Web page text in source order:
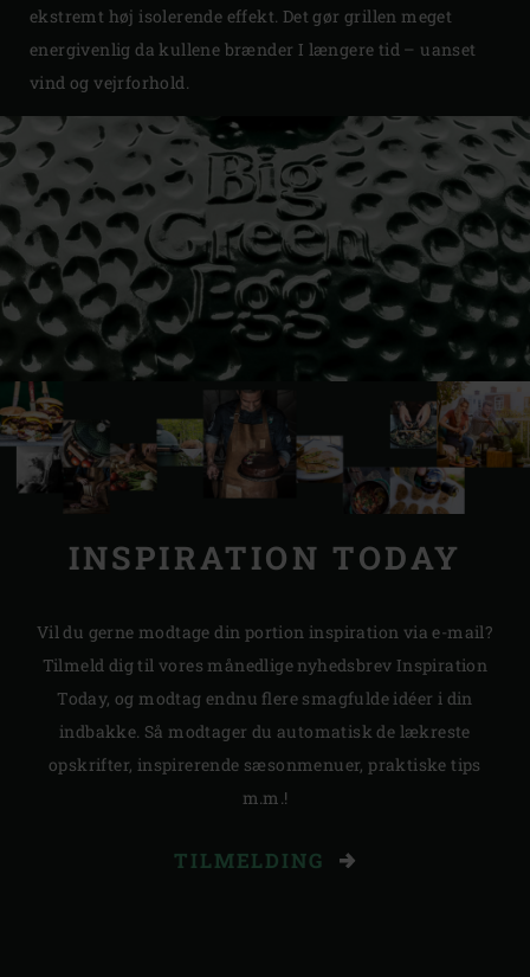
ekstremt høj isolerende effekt. Det gør grillen meget
energivenlig da kullene brænder I længere tid – uanset
vind og vejrforhold.
INSPIRATION TODAY
Vil du gerne modtage din portion inspiration via e-mail?
Tilmeld dig til vores månedlige nyhedsbrev Inspiration
Today, og modtag endnu flere smagfulde idéer i din
indbakke. Så modtager du automatisk de lækreste
opskrifter, inspirerende sæsonmenuer, praktiske tips
m.m.!
TILMELDING